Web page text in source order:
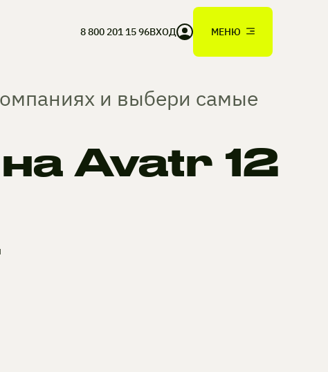
8 800 201 15 96ВХОД МЕНЮ
и выбери самые
Avatr 12